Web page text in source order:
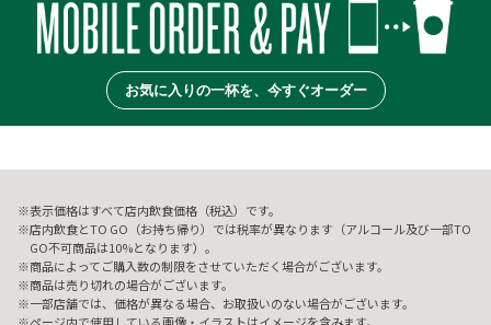
お気に入りの一杯を、今すぐオーダー
表示価格はすべて店内飲食価格（税込）です。
店内飲食とTO GO（お持ち帰り）では税率が異なります（アルコール及び一部TO
GO不可商品は10%となります）。
商品によってご購入数の制限をさせていただく場合がございます。
商品は売り切れの場合がございます。
一部店舗では、価格が異なる場合、お取扱いのない場合がございます。